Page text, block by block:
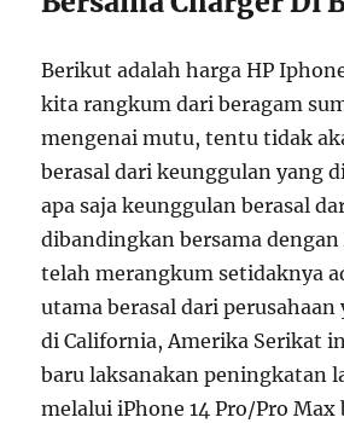
Berikut adalah harga HP
kita rangkum dari beragam
mengenai mutu, tentu tidak
berasal dari keunggulan yang
apa saja keunggulan berasal
dibandingkan bersama
telah merangkum setidaknya
utama berasal dari perusahaan
di California, Amerika Serikat
baru laksanakan peningkatan
melalui iPhone 14 Pro/Pro Max